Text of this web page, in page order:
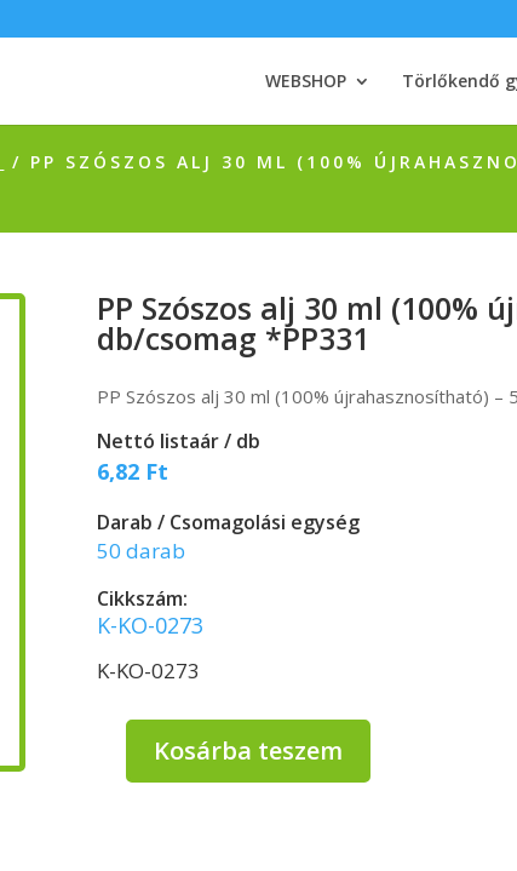
WEBSHOP Törlőkendő
/ PP SZÓSZOS ALJ 30 ML (100%
PP Szószos alj 30 ml (100%
db/csomag *PP331
PP Szószos alj 30 ml (100% újrahasznosítható) –
Nettó listaár / db
6,82 Ft
Darab / Csomagolási egység
50 darab
Cikkszám:
K-KO-0273
K-KO-0273
Szószos
Kosárba teszem